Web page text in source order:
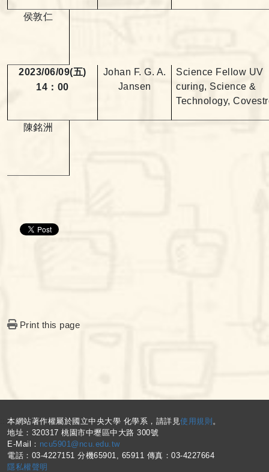
侯敦仁
2023/06/09(五)
14 ： 00
Johan F. G. A.
Jansen
Science Fellow UV
curing, Science &
Technology,
陳銘洲
Print this page
:::本網站著作權屬於國立中央大學 化學系，請詳見 使用規則 。
地址：320317 桃園市中壢區中大路 300號
E-Mail： ncu5901@ncu.edu.tw
電話：03-4227151 分機65901, 65911 傳真：03-4227664
隱私權聲明